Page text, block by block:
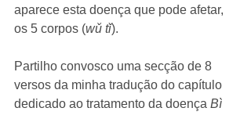
aparece esta doença que pode afetar,
os 5 corpos (wǔ tǐ).
Partilho convosco uma secção de 8
versos da minha tradução do capítulo
dedicado ao tratamento da doença Bì